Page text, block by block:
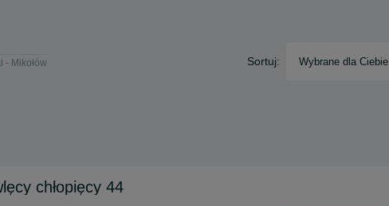
- Mikołów Sortuj: Wybrane dla Ciebie
chłopięcy 44